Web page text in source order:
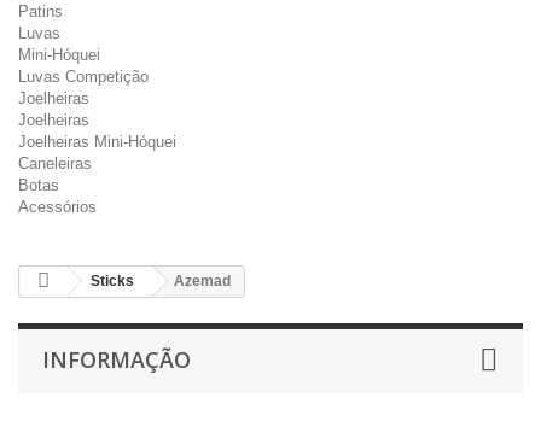
Patins
Luvas
Mini-Hóquei
Luvas Competição
Joelheiras
Joelheiras
Joelheiras Mini-Hóquei
Caneleiras
Botas
Acessórios
Sticks Azemad
INFORMAÇÃO